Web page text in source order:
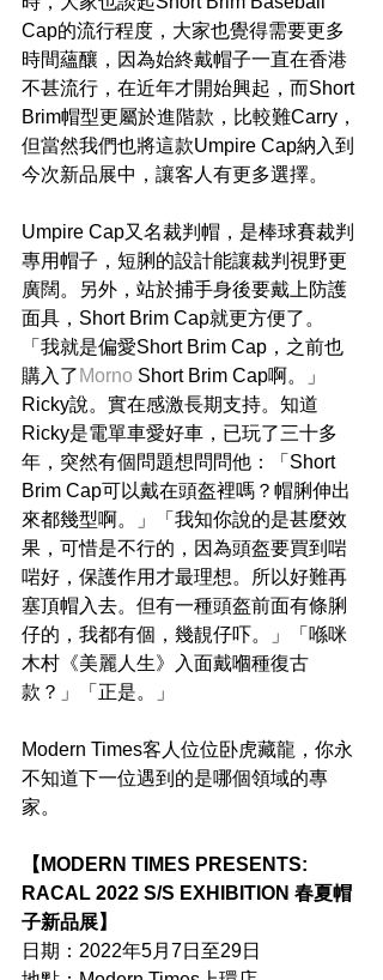
Cap的流行程度，大家也覺得需要更多
時間蘊釀，因為始終戴帽子一直在香港
不甚流行，在近年才開始興起，而Short
Brim帽型更屬於進階款，比較難Carry，
但當然我們也將這款Umpire Cap納入到
今次新品展中，讓客人有更多選擇。
Umpire Cap又名裁判帽，是棒球賽裁判
專用帽子，短脷的設計能讓裁判視野更
廣闊。另外，站於捕手身後要戴上防護
面具，Short Brim Cap就更方便了。
「我就是偏愛Short Brim Cap，之前也
購入了 Morno Short Brim Cap啊。」
Ricky說。實在感激長期支持。知道
Ricky是電單車愛好車，已玩了三十多
年，突然有個問題想問問他：「Short
Brim Cap可以戴在頭盔裡嗎？帽脷伸出
來都幾型啊。」「我知你說的是甚麼效
果，可惜是不行的，因為頭盔要買到啱
啱好，保護作用才最理想。所以好難再
塞頂帽入去。但有一種頭盔前面有條脷
仔的，我都有個，幾靚仔吓。」「喺咪
木村《美麗人生》入面戴嗰種復古
款？」「正是。」
Modern Times客人位位卧虎藏龍，你永
不知道下一位遇到的是哪個領域的專
家。
【MODERN TIMES PRESENTS:
RACAL 2022 S/S EXHIBITION 春夏帽
子新品展】
日期：2022年5月7日至29日